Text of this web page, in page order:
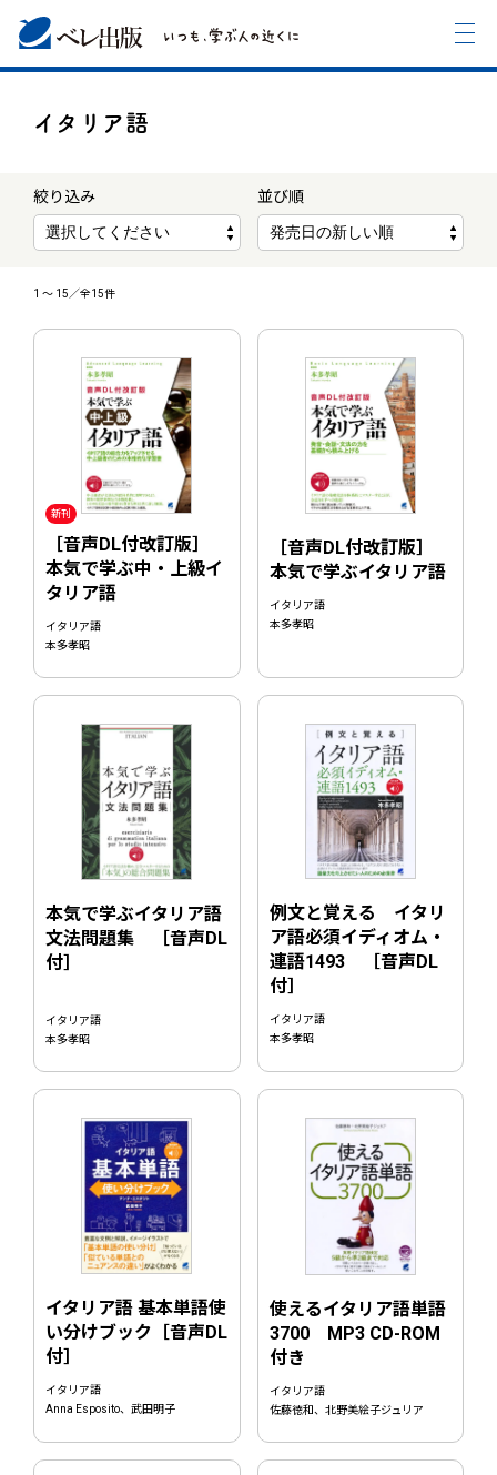
イタリア語
1 〜 15 ／全15件
絞り込み 並び順
新刊
［音声DL付改訂版］
本気で学ぶ中・上級イ
タリア語
イタリア語
本多孝昭
［音声DL付改訂版］
本気で学ぶイタリア語
イタリア語
本多孝昭
本気で学ぶイタリア語
文法問題集 ［音声DL
付］
イタリア語
本多孝昭
例文と覚える イタリ
ア語必須イディオム・
連語1493 ［音声DL
付］
イタリア語
本多孝昭
イタリア語 基本単語使
い分けブック［音声DL
付］
イタリア語
Anna Esposito、武田明子
使えるイタリア語単語
3700 MP3 CD-ROM
付き
イタリア語
佐藤徳和、北野美絵子ジュリア